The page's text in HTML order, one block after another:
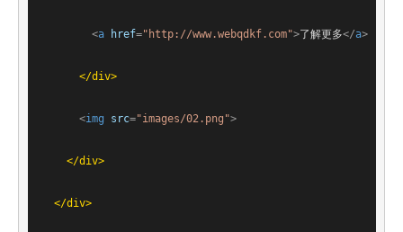
<a href="http://www.webqdkf.com">了解更多</a>
</div>
<img src="images/02.png">
</div>
</div>